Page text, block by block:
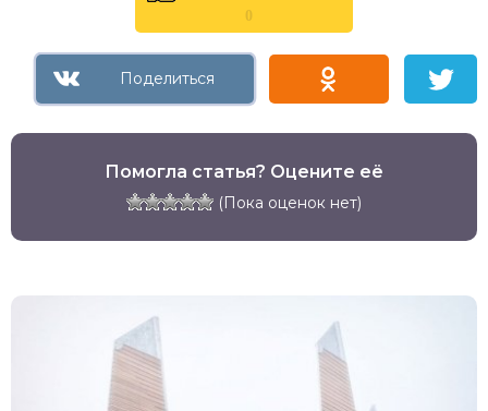
0
Помогла статья? Оцените её
(Пока оценок нет)